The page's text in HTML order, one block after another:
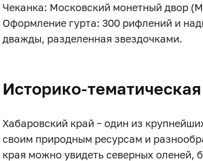
Чеканка: Московский монетный двор
Оформление гурта: 300 рифлений и
дважды, разделенная звездочками.
Историко-
Хабаровский край – один из
своим природным ресурсам и
края можно увидеть северных оленей,